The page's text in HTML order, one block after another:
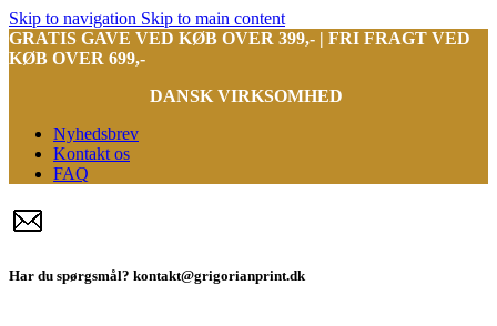
Skip to navigation Skip to main content
GRATIS GAVE VED KØB OVER 399,- | FRI FRAGT VED
KØB OVER 699,-
DANSK VIRKSOMHED
Nyhedsbrev
Kontakt os
FAQ
Har du spørgsmål? kontakt@grigorianprint.dk